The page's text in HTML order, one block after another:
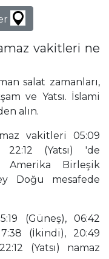
vakitleri ne
salat zamanları,
ve Yatsı. İslami
alın.
vakitleri 05:09
(Yatsı) 'de
Amerika Birleşik
Doğu mesafede
(Güneş), 06:42
(İkindi), 20:49
(Yatsı) namaz